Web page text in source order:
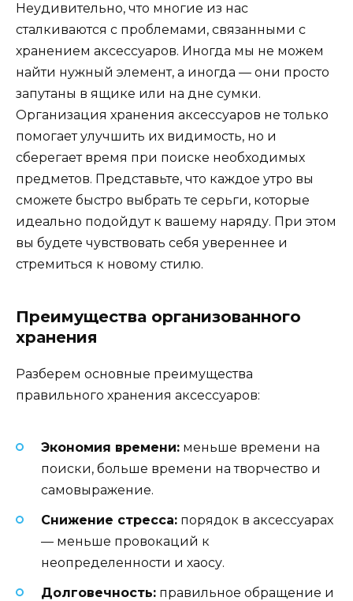
Неудивительно, что многие из нас
сталкиваются с проблемами, связанными с
хранением аксессуаров. Иногда мы не можем
найти нужный элемент, а иногда — они просто
запутаны в ящике или на дне сумки.
Организация хранения аксессуаров не только
помогает улучшить их видимость, но и
сберегает время при поиске необходимых
предметов. Представьте, что каждое утро вы
сможете быстро выбрать те серьги, которые
идеально подойдут к вашему наряду. При этом
вы будете чувствовать себя увереннее и
стремиться к новому стилю.
Преимущества организованного
хранения
Разберем основные преимущества
правильного хранения аксессуаров:
Экономия времени: меньше времени на
поиски, больше времени на творчество и
самовыражение.
Снижение стресса: порядок в аксессуарах
— меньше провокаций к
неопределенности и хаосу.
Долговечность: правильное обращение и